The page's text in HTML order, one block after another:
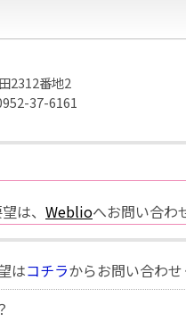
2312番地2
37-6161
は、 Weblioへお問い合わ
はコチラからお問い合わせ